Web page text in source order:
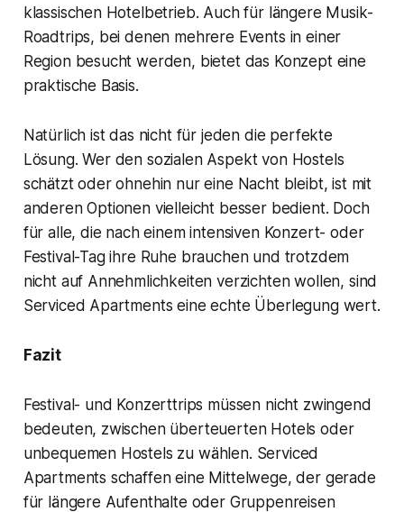
klassischen Hotelbetrieb. Auch für längere Musik-
Roadtrips, bei denen mehrere Events in einer
Region besucht werden, bietet das Konzept eine
praktische Basis.
Natürlich ist das nicht für jeden die perfekte
Lösung. Wer den sozialen Aspekt von Hostels
schätzt oder ohnehin nur eine Nacht bleibt, ist mit
anderen Optionen vielleicht besser bedient. Doch
für alle, die nach einem intensiven Konzert- oder
Festival-Tag ihre Ruhe brauchen und trotzdem
nicht auf Annehmlichkeiten verzichten wollen, sind
Serviced Apartments eine echte Überlegung wert.
Fazit
Festival- und Konzerttrips müssen nicht zwingend
bedeuten, zwischen überteuerten Hotels oder
unbequemen Hostels zu wählen. Serviced
Apartments schaffen eine Mittelwege, der gerade
für längere Aufenthalte oder Gruppenreisen